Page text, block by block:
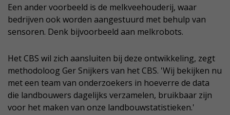
Een ander voorbeeld is de melkveehouderij, waar
bedrijven ook worden aangestuurd met behulp van
sensoren. Denk bijvoorbeeld aan melkrobots.
Het CBS wil zich aansluiten bij deze ontwikkeling, zegt
methodoloog Ger Snijkers van het CBS. 'Wij bekijken nu
met een team van onderzoekers in hoeverre de data
die landbouwers dagelijks verzamelen, bruikbaar zijn
voor het maken van onze landbouwstatistieken.'